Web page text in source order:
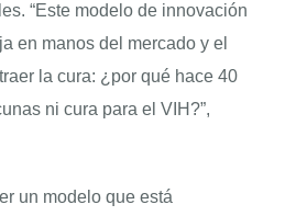
“Este modelo de innovación
en manos del mercado y el
la cura: ¿por qué hace 40
ni cura para el VIH?”,
un modelo que está